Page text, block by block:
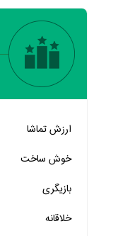
خیر
خیر
خیر
خیر
ارزش تماشا
خوش ساخت
بازیگری
خلاقانه